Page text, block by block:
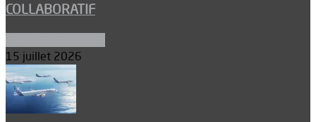
COLLABORATIF
15 juillet 2026